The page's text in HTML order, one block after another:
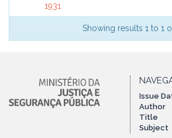
1931
Showing results 1 to 1
Issue
Author
Title
Subject